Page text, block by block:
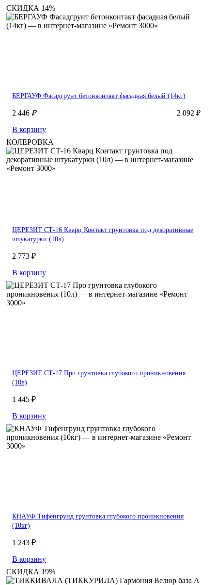
СКИДКА 14%
БЕРГАУФ Фасадгрунт бетонконтакт фасадная белый (14кг)
2 446₽
2 092 ₽
В корзину
КОЛЕРОВКА
ЦЕРЕЗИТ СТ-16 Кварц Контакт грунтовка под декоративные
штукатурки (10л)
2 773 ₽
В корзину
ЦЕРЕЗИТ СТ-17 Про грунтовка глубокого проникновения
(10л)
1 445 ₽
В корзину
КНАУФ Тифенгрунд грунтовка глубокого проникновения
(10кг)
1 243 ₽
В корзину
СКИДКА 19%